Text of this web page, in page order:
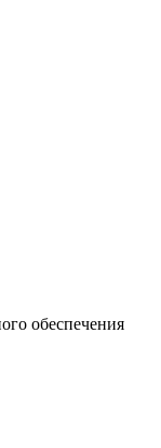
обеспечения